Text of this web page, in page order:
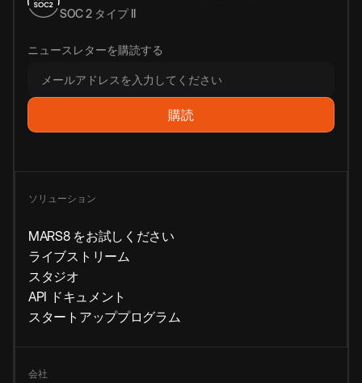
SOC 2 タイプ II
ニュースレターを購読する
ソリューション
MARS8 をお試しください
ライブストリーム
スタジオ
API ドキュメント
スタートアッププログラム
会社